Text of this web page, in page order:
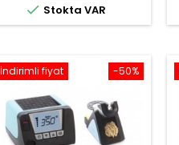
 Stokta VAR
-50%
İndirimli fiyat